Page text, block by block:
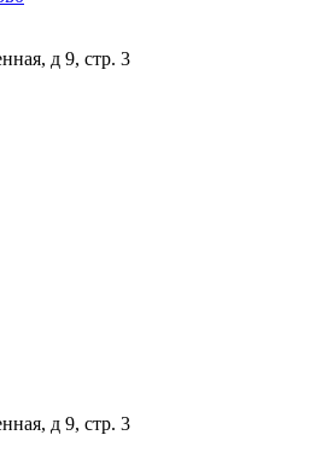
д 9, стр. 3
д 9, стр. 3